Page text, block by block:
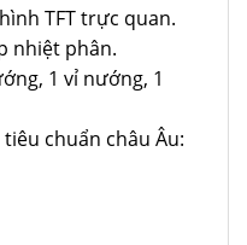
TFT trực quan.
nhiệt phân.
1 vỉ nướng, 1
chuẩn châu Âu: